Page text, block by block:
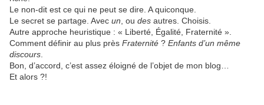
Le non-dit est ce qui ne peut se dire. A quiconque.
Le secret se partage. Avec un , ou des autres. Choisis.
Autre approche heuristique : « Liberté, Égalité, Fraternité ».
Comment définir au plus près Fraternité ? Enfants d’un même
discours
Bon, d’accord, c’est assez éloigné de l’objet de mon blog…
Et alors ?!